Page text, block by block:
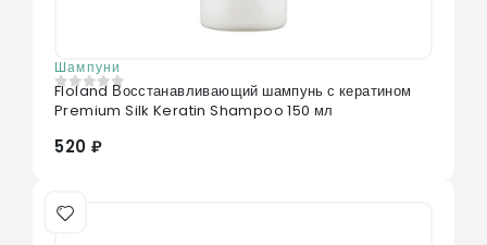
Шампуни
0из 5
Floland Восстанавливающий шампунь с кератином
Premium Silk Keratin Shampoo 150 мл
520 ₽